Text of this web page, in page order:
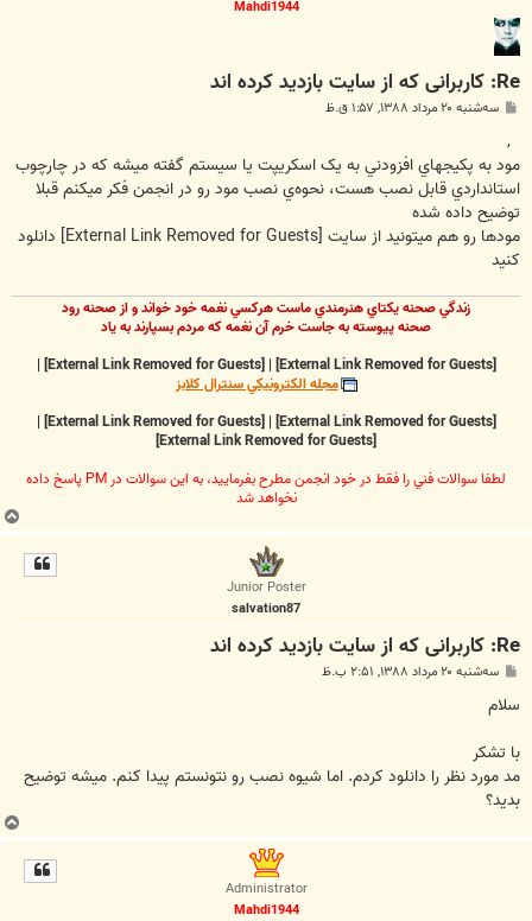
Mahdi1944
Re: کاربرانی که از سایت بازدید کرده اند
سه‌شنبه ۲۰ مرداد ۱۳۸۸, ۱:۵۷ ق.ظ
,
مود به پکيجهاي افزودني به يک اسکريپت يا سيستم گفته ميشه که در چارچوب
استانداردي قابل نصب هست، نحوه‌ي نصب مود رو در انجمن فکر ميکنم قبلا
توضيح داده شده
مودها رو هم ميتونيد از سايت [External Link Removed for Guests]
دانلود
کنيد
زندگي صحنه يکتاي هنرمندي ماست هرکسي نغمه خود خواند و از صحنه رود
صحنه پيوسته به جاست خرم آن نغمه که مردم بسپارند به ياد
[External Link Removed for Guests]
|
[External Link Removed for Guests]
|
مجله الکترونيکي سنترال کلابز
[External Link Removed for Guests]
|
[External Link Removed for Guests]
|
[External Link Removed for Guests]
لطفا سوالات فني را فقط در خود انجمن مطرح بفرماييد، به اين سوالات در PM پاسخ داده
نخواهد شد
Junior Poster
salvation87
Re: کاربرانی که از سایت بازدید کرده اند
ت
سه‌شنبه ۲۰ مرداد ۱۳۸۸, ۲:۵۱ ب.ظ
سلام
با تشکر
مد مورد نظر را دانلود کردم. اما شیوه نصب رو نتونستم پیدا کنم. میشه توضیح
بدید؟
Administrator
Mahdi1944